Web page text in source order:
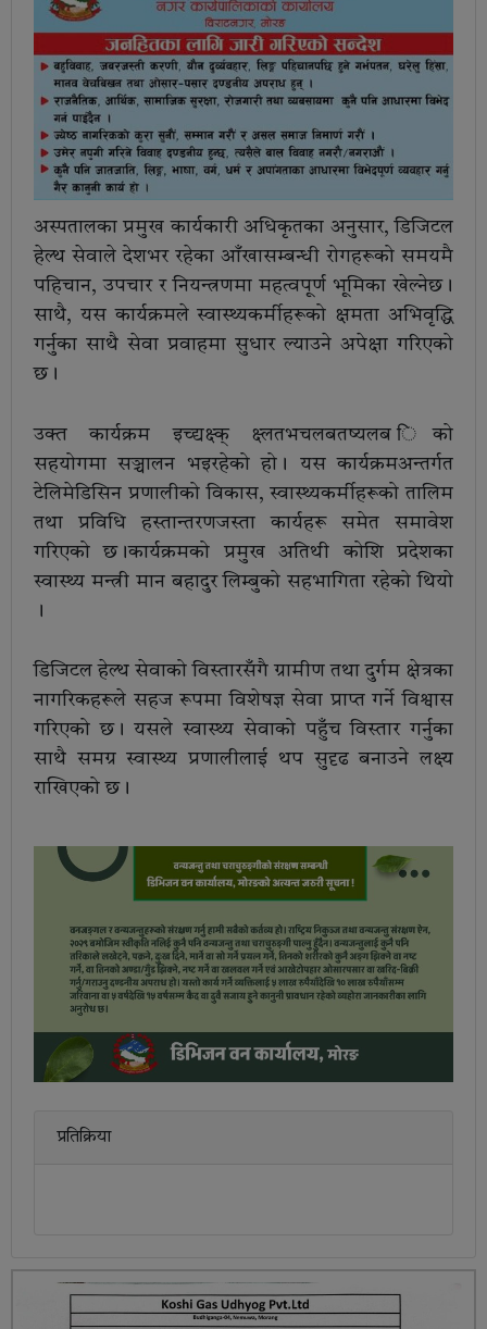
अस्पतालका प्रमुख कार्यकारी अधिकृतका अनुसार, डिजिटल
हेल्थ सेवाले देशभर रहेका आँखासम्बन्धी रोगहरूको समयमै
पहिचान, उपचार र नियन्त्रणमा महत्वपूर्ण भूमिका खेल्नेछ।
साथै, यस कार्यक्रमले स्वास्थ्यकर्मीहरूको क्षमता अभिवृद्धि
गर्नुका साथै सेवा प्रवाहमा सुधार ल्याउने अपेक्षा गरिएको
छ।
उक्त कार्यक्रम इच्द्यक्ष्क् क्ष्लतभचलबतष्यलब िको
सहयोगमा सञ्चालन भइरहेको हो। यस कार्यक्रमअन्तर्गत
टेलिमेडिसिन प्रणालीको विकास, स्वास्थ्यकर्मीहरूको तालिम
तथा प्रविधि हस्तान्तरणजस्ता कार्यहरू समेत समावेश
गरिएको छ।कार्यक्रमको प्रमुख अतिथी कोशि प्रदेशका
स्वास्थ्य मन्त्री मान बहादुर लिम्बुको सहभागिता रहेको थियो
।
डिजिटल हेल्थ सेवाको विस्तारसँगै ग्रामीण तथा दुर्गम क्षेत्रका
नागरिकहरूले सहज रूपमा विशेषज्ञ सेवा प्राप्त गर्ने विश्वास
गरिएको छ। यसले स्वास्थ्य सेवाको पहुँच विस्तार गर्नुका
साथै समग्र स्वास्थ्य प्रणालीलाई थप सुदृढ बनाउने लक्ष्य
राखिएको छ।
प्रतिक्रिया